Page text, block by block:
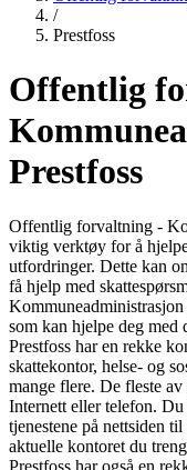
/
Prestfoss
Offentlig
Prestfoss
Offentlig forvaltning -
viktig verktøy for å
utfordringer. Dette kan
få hjelp med
Kommuneadministrasjon
som kan hjelpe deg med
Prestfoss har en rekke
skattekontor, helse- og
mange flere. De fleste
Internett eller telefon.
tjenestene på nettsiden
aktuelle kontoret du
Prestfoss har også en